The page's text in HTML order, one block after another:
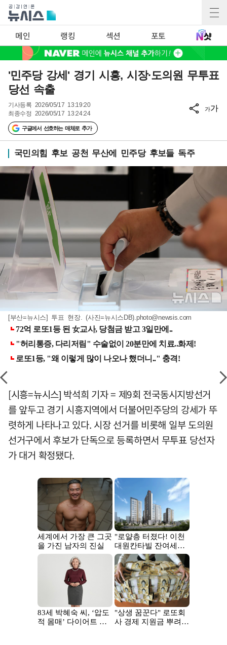
메인 랭킹 섹션 포토
'민주당 강세' 경기 시흥, 시장·도의원 무투표
당선 속출
기사등록 2026/05/17 13:19:20
최종수정 2026/05/17 13:24:24
구글에서 선호하는 매체로 추가
가가
국민의힘 후보 공천 무산에 민주당 후보들 독주
[부산=뉴시스] 투표 현장. (사진=뉴시스DB).photo@newsis.com
[시흥=뉴시스] 박석희 기자 = 제9회 전국동시지방선거
를 앞두고 경기 시흥지역에서 더불어민주당의 강세가 뚜
렷하게 나타나고 있다. 시장 선거를 비롯해 일부 도의원
선거구에서 후보가 단독으로 등록하면서 무투표 당선자
가 대거 확정됐다.